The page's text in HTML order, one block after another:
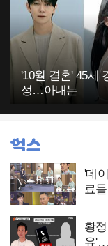
'10월 결혼' 45세
성…아내는
'데
료
황
유